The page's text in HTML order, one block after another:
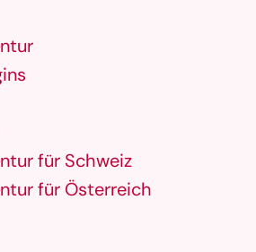
für Schweiz
für Österreich